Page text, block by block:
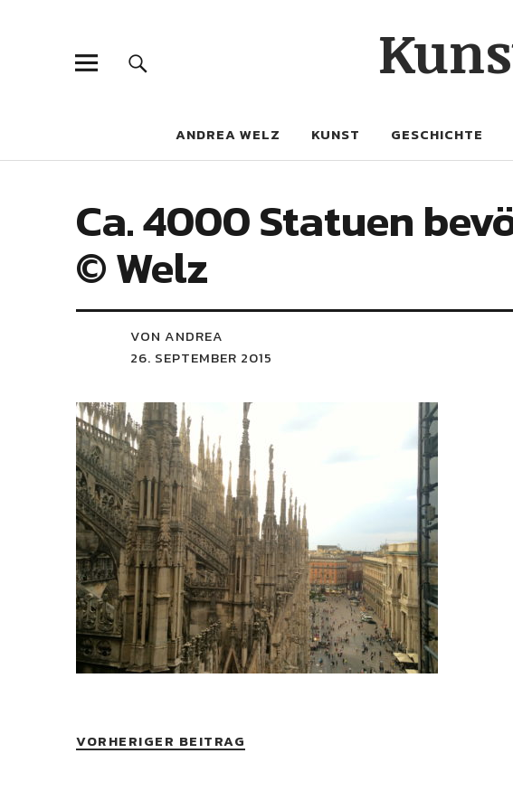
ANDREA WELZ KUNST GESCHICHTE
Ca. 4000 Statuen
© Welz
VON ANDREA
26. SEPTEMBER 2015
VORHERIGER BEITRAG